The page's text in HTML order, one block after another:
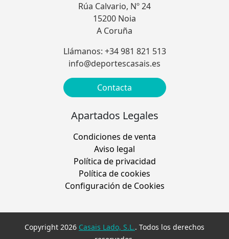
Rúa Calvario, Nº 24
15200 Noia
A Coruña
Llámanos: +34 981 821 513
info@deportescasais.es
Contacta
Apartados Legales
Condiciones de venta
Aviso legal
Política de privacidad
Política de cookies
Configuración de Cookies
Copyright 2026 Casais Lado, S.L.. Todos los derechos